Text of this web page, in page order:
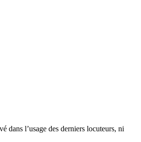
dans l’usage des derniers locuteurs, ni